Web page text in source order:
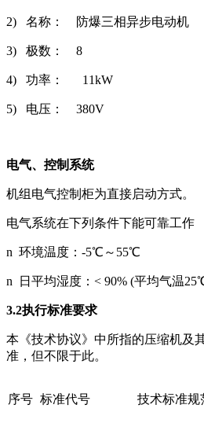
2) 名称： 防爆三相异步电动机
3) 极数： 8
4) 功率： 11kW
5) 电压： 380V
电气、控制系统
机组电气控制柜为直接启动方式。
电气系统在下列条件下能可靠工作
n 环境温度：-5℃～55℃
n 日平均湿度：< 90% (平均气温
3.2执行标准要求
本《技术协议》中所指的压缩机及
准，但不限于此。
序号 标准代号 技术标准规